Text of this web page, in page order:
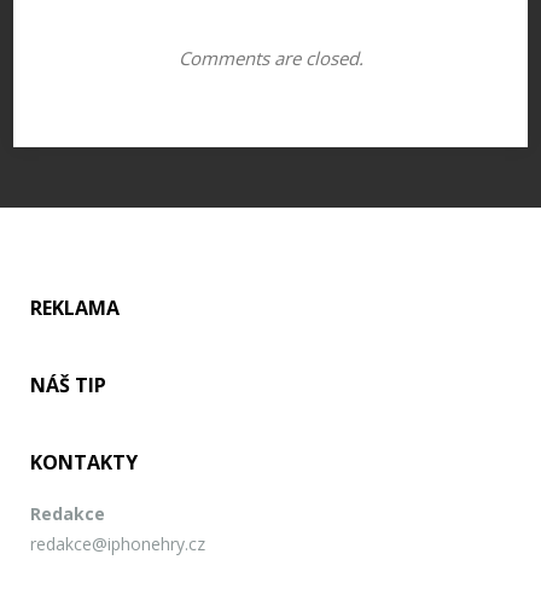
Comments are closed.
REKLAMA
NÁŠ TIP
KONTAKTY
Redakce
redakce@iphonehry.cz